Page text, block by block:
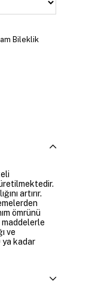
Bileklik
artırır.
ömrünü
ve
ya kadar